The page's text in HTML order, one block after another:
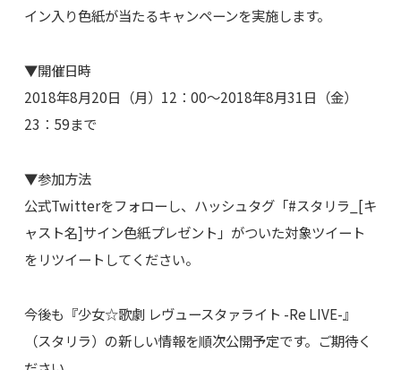
イン入り色紙が当たるキャンペーンを実施します。
▼開催日時
2018年8月20日（月）12：00～2018年8月31日（金）
23：59まで
▼参加方法
公式Twitterをフォローし、ハッシュタグ「#スタリラ_[キ
ャスト名]サイン色紙プレゼント」がついた対象ツイート
をリツイートしてください。
今後も『少女☆歌劇 レヴュースタァライト -Re LIVE-』
（スタリラ）の新しい情報を順次公開予定です。ご期待く